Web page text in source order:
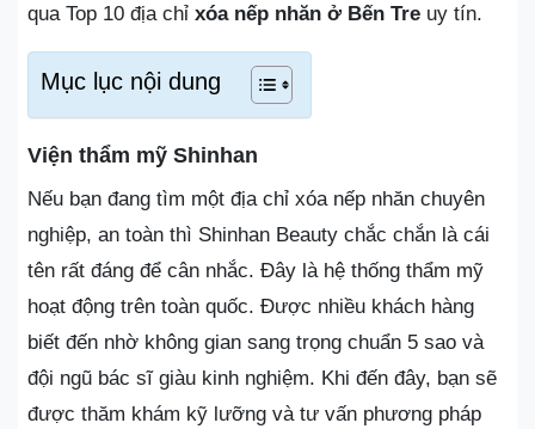
qua Top 10 địa chỉ xóa nếp nhăn ở Bến Tre uy tín.
Mục lục nội dung
Viện thẩm mỹ Shinhan
Nếu bạn đang tìm một địa chỉ xóa nếp nhăn chuyên
nghiệp, an toàn thì Shinhan Beauty chắc chắn là cái
tên rất đáng để cân nhắc. Đây là hệ thống thẩm mỹ
hoạt động trên toàn quốc. Được nhiều khách hàng
biết đến nhờ không gian sang trọng chuẩn 5 sao và
đội ngũ bác sĩ giàu kinh nghiệm. Khi đến đây, bạn sẽ
được thăm khám kỹ lưỡng và tư vấn phương pháp